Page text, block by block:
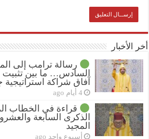
أخر الأخبار
رسالة ترامب إلى
السادس… ما بين تثبيت
آفاق شراكة استراتيجية
4 أيام ago
قراءة في الخطاب
الذكرى السابعة
المجيد
أسبوع واحد ago